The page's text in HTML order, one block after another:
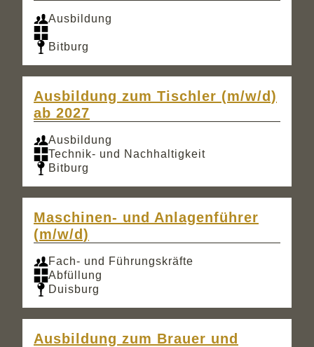
Ausbildung
Bitburg
Ausbildung zum Tischler (m/w/d)
ab 2027
Ausbildung
Technik- und Nachhaltigkeit
Bitburg
Maschinen- und Anlagenführer
(m/w/d)
Fach- und Führungskräfte
Abfüllung
Duisburg
Ausbildung zum Brauer und